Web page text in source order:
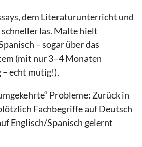
dem Literaturunterricht und
las. Malte hielt
– sogar über das
(mit nur 3–4 Monaten
echt mutig!).
Probleme: Zurück in
Fachbegriffe auf Deutsch
Englisch/Spanisch gelernt